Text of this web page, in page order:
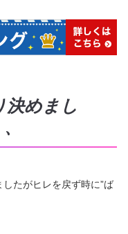
決めまし
たがヒレを戻ず時に”ば